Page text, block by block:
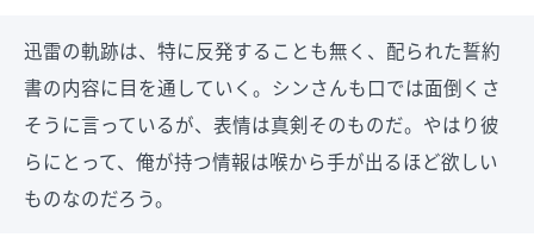
迅雷の軌跡は、特に反発することも無く、配られた誓約
書の内容に目を通していく。シンさんも口では面倒くさ
そうに言っているが、表情は真剣そのものだ。やはり彼
らにとって、俺が持つ情報は喉から手が出るほど欲しい
ものなのだろう。